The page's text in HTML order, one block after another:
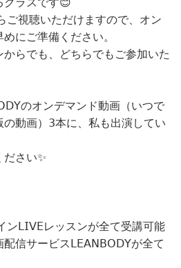
ご視聴いただけますので、オン
にご準備ください。
らでも、どちらでもご参加いた
のオンデマンド動画（いつで
の動画）𝟥本に、私も出演してい
さい✨
ン𝖫𝖨𝖵𝖤レッスンが全て受講可能
配信サービス𝖫𝖤𝖠𝖭𝖡𝖮𝖣𝖸が全て